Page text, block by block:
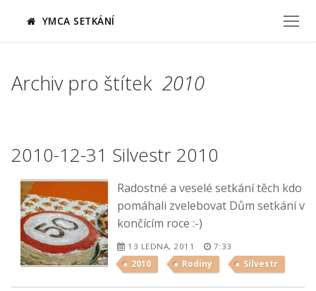
YMCA SETKÁNÍ
Archiv pro štítek 2010
2010-12-31 Silvestr 2010
Radostné a veselé setkání těch kdo
pomáhali zvelebovat Dům setkání v
končícím roce :-)
13 LEDNA, 2011 7:33
2010 Rodiny Silvestr